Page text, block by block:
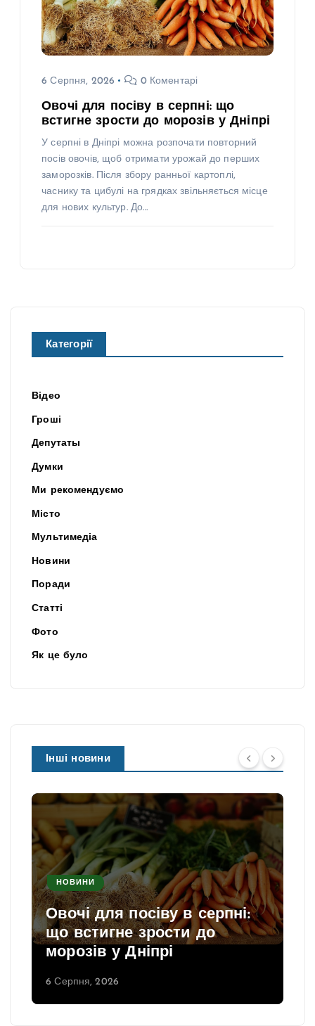
6 Серпня, 2026 0 Коментарі
Овочі для посіву в серпні: що
встигне зрости до морозів у Дніпрі
У серпні в Дніпрі можна розпочати повторний
посів овочів, щоб отримати урожай до перших
заморозків. Після збору ранньої картоплі,
часнику та цибулі на грядках звільняється місце
для нових культур. До…
Категорії
Відео
Гроші
Депутаты
Думки
Ми рекомендуємо
Місто
Мультимедіа
Новини
Поради
Статті
Фото
Як це було
Інші новини
НОВИНИ
Овочі для посіву в серпні:
що встигне зрости до
морозів у Дніпрі
6 Серпня, 2026